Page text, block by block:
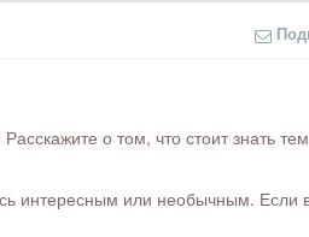
о том, что стоит знать
интересным или необычным. Если